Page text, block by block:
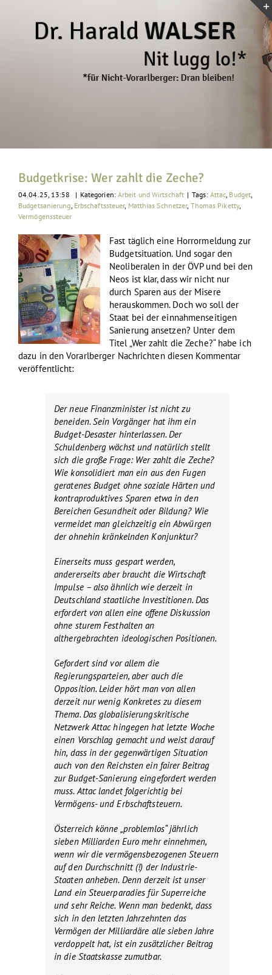
Budgetkrise: Wer zahlt die Zeche?
04.04.25, 13:58 | Kategorien: Arbeit und Wirtschaft | Tags: Attac, Budget,
Budgetsanierung, Erbschaftssteuer, Matthias Schnetzer, Thomas Piketty,
Vermögenssteuer
Fast täglich eine Horrormeldung zur
Budgetsituation. Und sogar den
Neoliberalen in der ÖVP und bei den
Neos ist klar, dass wir nicht nur
durch Sparen aus der Misere
herauskommen. Doch wo soll der
Staat bei der einnahmenseitigen
Sanierung ansetzen? Unter dem
Titel „Wer zahlt die Zeche?“ habe ich
dazu in den Vorarlberger Nachrichten diesen Kommentar
veröffentlicht:
Der neue Finanzminister ist nicht zu
beneiden. Sein Vorgänger hat ihm ein
Budget-Desaster hinterlassen. Der
Schuldenberg wächst und natürlich stellt
sich die große Frage: Wer zahlt die Zeche?
Wie konsolidiert man ein aus den Fugen
geratenes Budget ohne soziale Härten und
kontraproduktives Sparen etwa in den
Bereichen Gesundheit oder Bildung? Wie
vermeidet man gleichzeitig ein Abwürgen
der ohnehin kränkelnden Konjunktur?
Einerseits muss gespart werden,
andererseits aber braucht die Wirtschaft
Impulse – also ähnlich wie derzeit in
Deutschland staatliche Investitionen. Das
erfordert von allen eine offene Diskussion
ohne sturem Festhalten an
althergebrachten ideologischen Positionen.
Gefordert sind vor allem die
Regierungsparteien, aber auch die
Opposition. Leider hört man von allen
derzeit nur wenig Konkretes zu diesem
Thema. Das globalisierungskritische
Netzwerk Attac hingegen hat letzte Woche
einen Vorschlag gemacht und weist darauf
hin, dass in der gegenwärtigen Situation
auch von den Reichsten ein fairer Beitrag
zur Budget-Sanierung eingefordert werden
muss. Attac landet folgerichtig bei
Vermögens- und Erbschaftsteuern.
Österreich könne „problemlos“ jährlich
sieben Milliarden Euro mehr einnehmen,
wenn wir die vermögensbezogenen Steuern
auf den Durchschnitt (!) der Industrie-
Staaten anheben. Denn derzeit ist unser
Land ein Steuerparadies für Superreiche
und sehr Reiche. Wenn man bedenkt, dass
sich in den letzten Jahrzehnten das
Vermögen der Milliardäre alle sieben Jahre
verdoppelt hat, ist ein zusätzlicher Beitrag
in die Staatskasse zumutbar.